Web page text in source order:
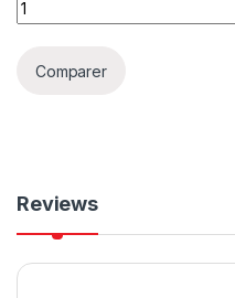
Comparer
Reviews